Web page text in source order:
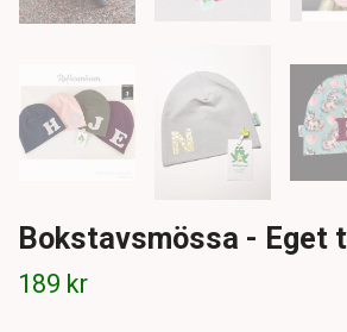
Bokstavsmössa - Eget
189 kr